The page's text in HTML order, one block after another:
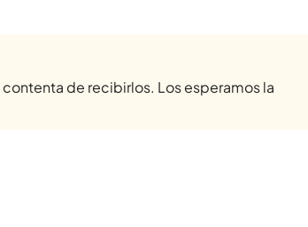
de recibirlos. Los esperamos la